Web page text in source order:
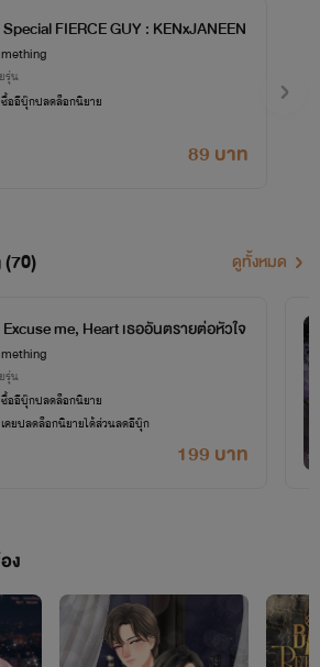
แต่งขึ้นเกิดจากจินตนาการของไรท์เท่านั้น
ดยไม่ได้รับอนุญาตเป็นอันขาด ถ้าหากพบเห็นจะดำเนินคดีตาม
กฎหมาย
MAFIA กับดักมาเฟีย (ฮาเดส-เอริณ)
ENEMY กับดักศัตรู (มีนา-ฮันเตอร์)
Special FIERCE GUY : KENxJANEEN
รุ่น
89 บาท
ซื้ออีบุ๊กปลดล็อกนิยาย
ดูทั้งหมด
Excuse me, Heart เธออันตรายต่อหัวใจ
รุ่น
199 บาท
ซื้ออีบุ๊กปลดล็อกนิยาย
เคยปลดล็อกนิยายได้ส่วนลดอีบุ๊ก
ง